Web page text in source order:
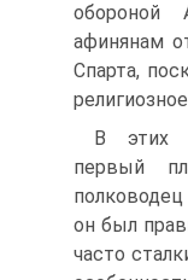
обороной
афинянам
Спарта,
B этих
первый
он был
часто